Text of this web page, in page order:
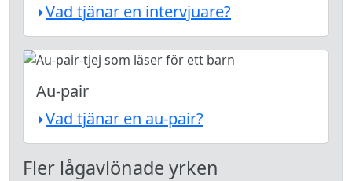
Vad tjänar en intervjuare?
Au-pair
Vad tjänar en au-pair?
Fler lågavlönade yrken